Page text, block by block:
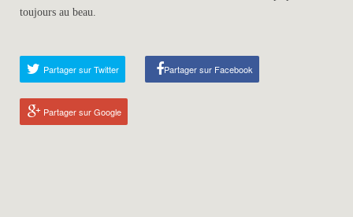
toujours au beau.
Partager sur Twitter Partager sur Facebook
Partager sur Google